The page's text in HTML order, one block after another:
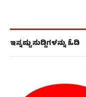
ಇನ್ನಷ್ಟು ಸುದ್ದಿಗಳನ್ನು ಓದಿ